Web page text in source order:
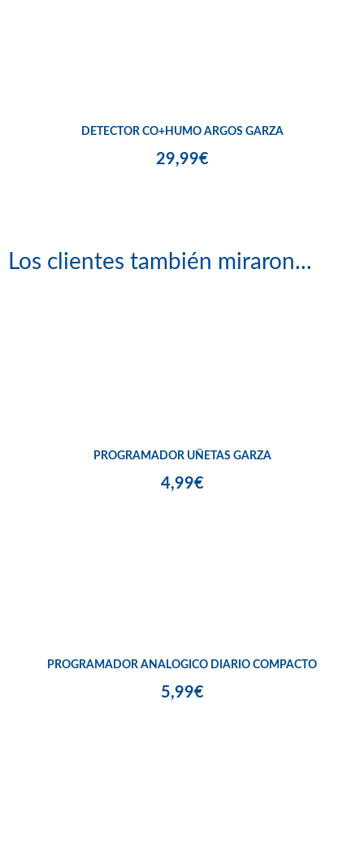
DETECTOR CO+HUMO ARGOS GARZA
29,99€
Los clientes también miraron...
PROGRAMADOR UÑETAS GARZA
4,99€
PROGRAMADOR ANALOGICO DIARIO COMPACTO
5,99€